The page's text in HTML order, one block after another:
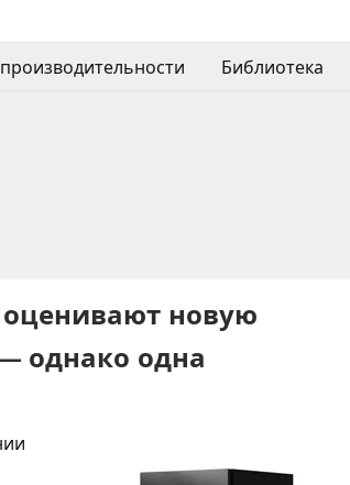
Библиотека
оценивают новую
однако одна